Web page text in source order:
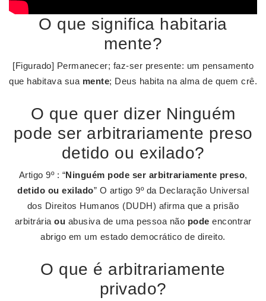
O que significa habitaria
mente?
[Figurado] Permanecer; faz-ser presente: um pensamento
que habitava sua mente; Deus habita na alma de quem crê.
O que quer dizer Ninguém
pode ser arbitrariamente preso
detido ou exilado?
Artigo 9º : “Ninguém pode ser arbitrariamente preso,
detido ou exilado” O artigo 9º da Declaração Universal
dos Direitos Humanos (DUDH) afirma que a prisão
arbitrária ou abusiva de uma pessoa não pode encontrar
abrigo em um estado democrático de direito.
O que é arbitrariamente
privado?